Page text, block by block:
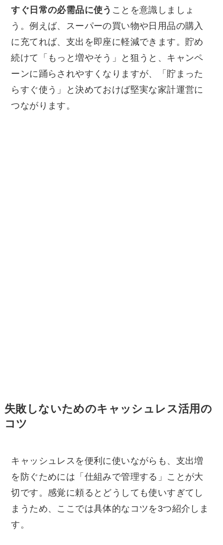
すぐ日常の必需品に使う ことを意識しましょ
う。例えば、スーパーの買い物や日用品の購入
に充てれば、支出を即座に軽減できます。貯め
続けて「もっと増やそう」と狙うと、キャンペ
ーンに踊らされやすくなりますが、「貯まった
らすぐ使う」と決めておけば堅実な家計運営に
つながります。
失敗しないためのキャッシュレス活用の
コツ
キャッシュレスを便利に使いながらも、支出増
を防ぐためには「仕組みで管理する」ことが大
切です。感覚に頼るとどうしても使いすぎてし
まうため、ここでは具体的なコツを3つ紹介しま
す。